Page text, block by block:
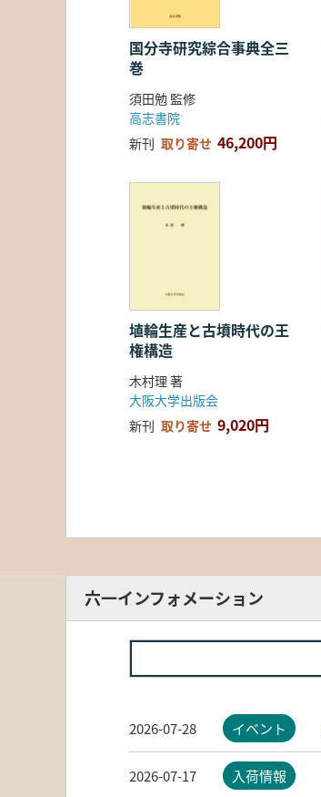
国分寺研究綜合事典全三
巻
須田勉 監修
高志書院
新刊 取り寄せ 46,200円
埴輪生産と古墳時代の王
権構造
木村理 著
大阪大学出版会
新刊 取り寄せ 9,020円
六一インフォメーション
2026-07-28 イベント
2026-07-17 入荷情報